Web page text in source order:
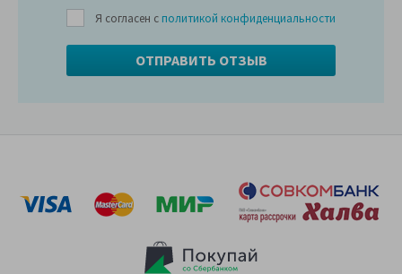
Я согласен с политикой конфиденциальности